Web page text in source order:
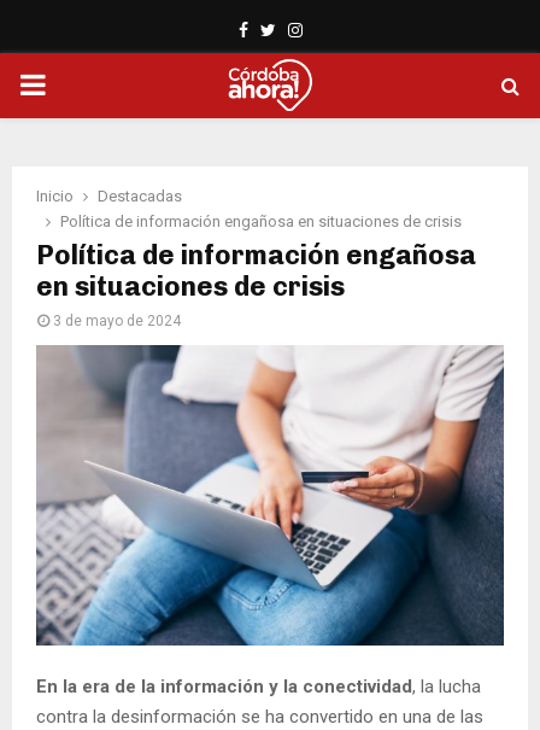
Facebook
TwitterInstagram
PRIMARY
Inicio
Destacadas
Política de información engañosa en situaciones de crisis
Política de información engañosa
en situaciones de crisis
3 de mayo de 2024
En la era de la información y la conectividad, la lucha
contra la desinformación se ha convertido en una de las